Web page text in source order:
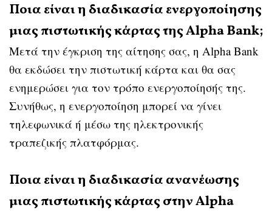
Ποια είναι η διαδικασία ενεργοποίησης
μιας πιστωτικής κάρτας της Alpha Bank;
Μετά την έγκριση της αίτησης σας, η Alpha Bank
θα εκδώσει την πιστωτική κάρτα και θα σας
ενημερώσει για τον τρόπο ενεργοποίησής της.
Συνήθως, η ενεργοποίηση μπορεί να γίνει
τηλεφωνικά ή μέσω της ηλεκτρονικής
τραπεζικής πλατφόρμας.
Ποια είναι η διαδικασία ανανέωσης
μιας πιστωτικής κάρτας στην Alpha